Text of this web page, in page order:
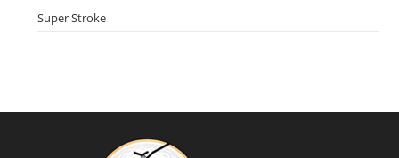
Super Stroke